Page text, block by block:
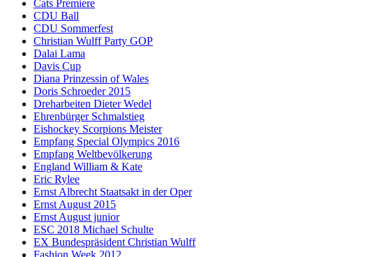
Cats Premiere
CDU Ball
CDU Sommerfest
Christian Wulff Party GOP
Dalai Lama
Davis Cup
Diana Prinzessin of Wales
Doris Schroeder 2015
Dreharbeiten Dieter Wedel
Ehrenbürger Schmalstieg
Eishockey Scorpions Meister
Empfang Special Olympics 2016
Empfang Weltbevölkerung
England William & Kate
Eric Rylee
Ernst Albrecht Staatsakt in der Oper
Ernst August 2015
Ernst August junior
ESC 2018 Michael Schulte
EX Bundespräsident Christian Wulff
Fashion Week 2012